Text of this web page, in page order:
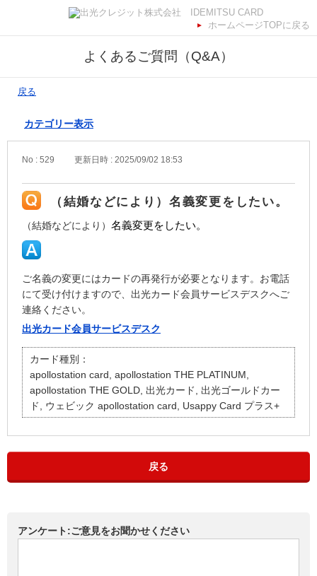
ホームページTOPに戻る
よくあるご質問（Q&A）
戻る
カテゴリー表示
No : 529 更新日時 : 2025/09/02 18:53
（結婚などにより）名義変更をしたい。
（結婚などにより） 名義変更をしたい。
ご名義の変更にはカードの再発行が必要となります。お電話
にて受け付けますので、出光カード会員サービスデスクへご
連絡ください。
出光カード会員サービスデスク
カード種別：
apollostation card, apollostation THE PLATINUM,
apollostation THE GOLD, 出光カード, 出光ゴールドカー
ド, ウェビック apollostation card, Usappy Card プラス+
戻る
アンケート:ご意見をお聞かせください